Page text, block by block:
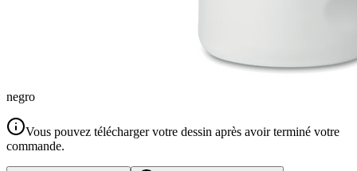
negro
Vous pouvez télécharger votre dessin après avoir terminé votre
commande.